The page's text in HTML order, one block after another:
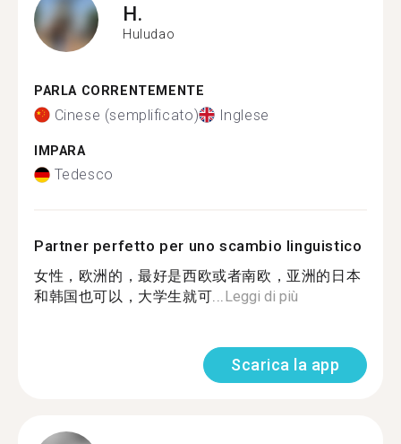
H.
Huludao
PARLA CORRENTEMENTE
Cinese (semplificato) Inglese
IMPARA
Tedesco
Partner perfetto per uno scambio linguistico
女性，欧洲的，最好是西欧或者南欧，亚洲的日本
和韩国也可以，大学生就可...Leggi di più
Scarica la app